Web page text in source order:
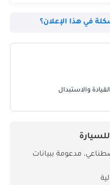
في هذا الإعلان؟
والاستبدال
مدعومة ببيانات